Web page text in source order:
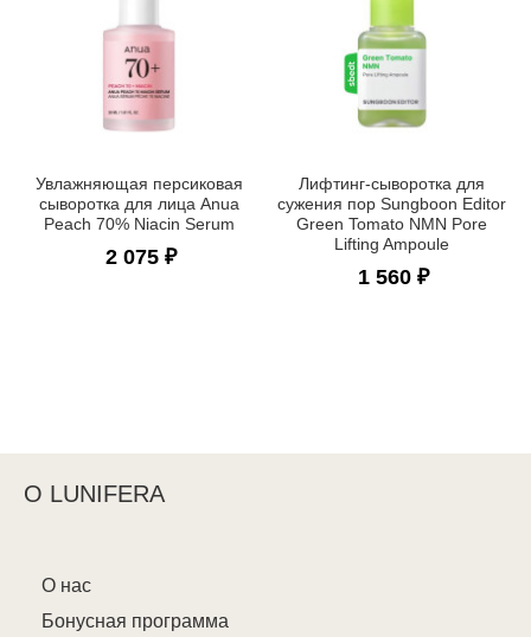
Увлажняющая персиковая
сыворотка для лица Anua
Peach 70% Niacin Serum
2 075 ₽
Лифтинг-сыворотка для
сужения пор Sungboon Editor
Green Tomato NMN Pore
Lifting Ampoule
1 560 ₽
О LUNIFERA
О нас
Бонусная программа